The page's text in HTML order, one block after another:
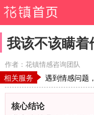
我该不该瞒着
作者：花镇情感咨询团队
相关服务 遇到情感问题
核心结论